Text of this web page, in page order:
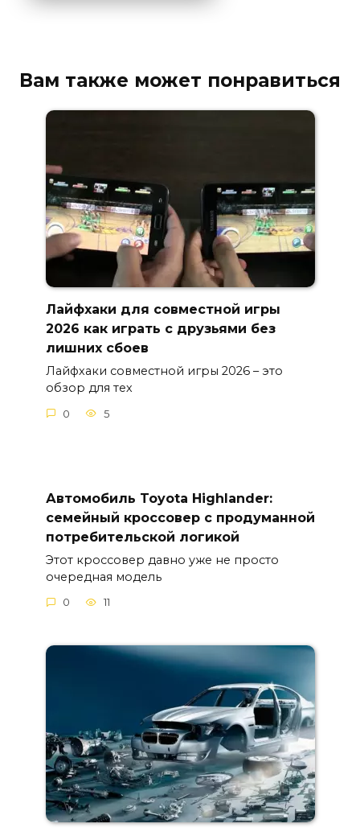
Вам также может понравиться
Лайфхаки для совместной игры
2026 как играть с друзьями без
лишних сбоев
Лайфхаки совместной игры 2026 – это
обзор для тех
0 5
Автомобиль Toyota Highlander:
семейный кроссовер с продуманной
потребительской логикой
Этот кроссовер давно уже не просто
очередная модель
0 11